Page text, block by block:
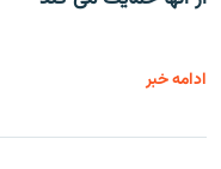
ادامه خبر